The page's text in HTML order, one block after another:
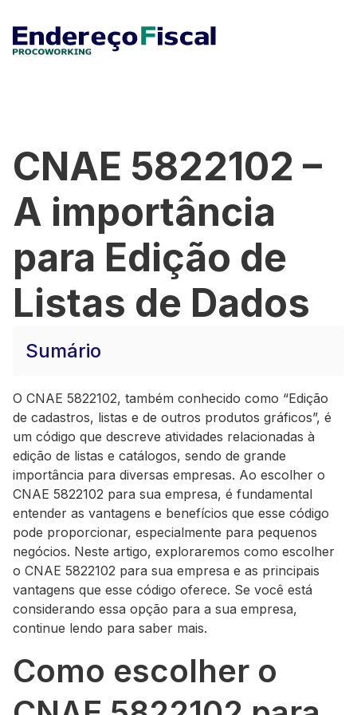
CNAE 5822102 –
A importância
para Edição de
Listas de Dados
Sumário
O CNAE 5822102, também conhecido como “Edição
de cadastros, listas e de outros produtos gráficos”, é
um código que descreve atividades relacionadas à
edição de listas e catálogos, sendo de grande
importância para diversas empresas. Ao escolher o
CNAE 5822102 para sua empresa, é fundamental
entender as vantagens e benefícios que esse código
pode proporcionar, especialmente para pequenos
negócios. Neste artigo, exploraremos como escolher
o CNAE 5822102 para sua empresa e as principais
vantagens que esse código oferece. Se você está
considerando essa opção para a sua empresa,
continue lendo para saber mais.
Como escolher o